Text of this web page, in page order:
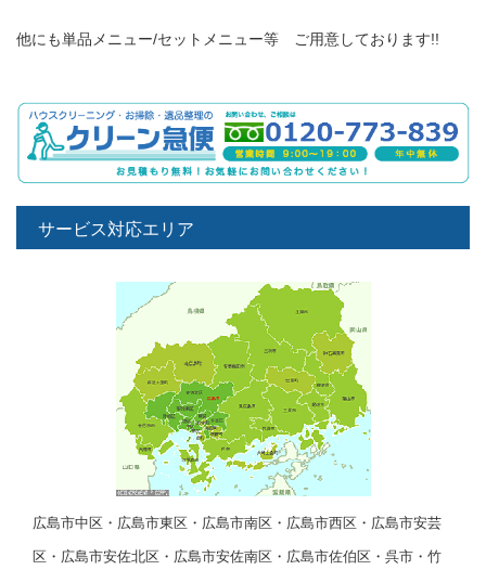
他にも単品メニュー/セットメニュー等 ご用意しております!!
サービス対応エリア
広島市中区・広島市東区・広島市南区・広島市西区・広島市安芸
区・広島市安佐北区・広島市安佐南区・広島市佐伯区・呉市・竹